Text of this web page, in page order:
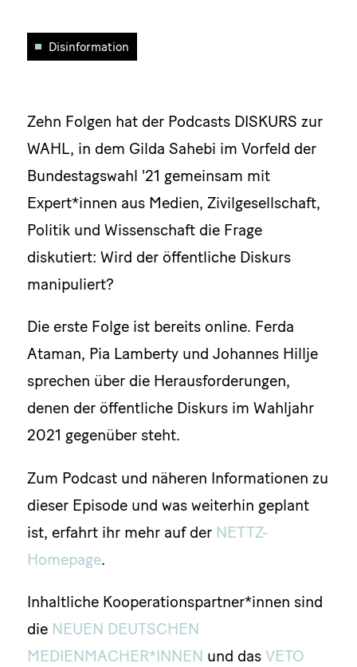
Disinformation
Zehn Folgen hat der Podcasts DISKURS zur
WAHL, in dem Gilda Sahebi im Vorfeld der
Bundestagswahl '21 gemeinsam mit
Expert*innen aus Medien, Zivilgesellschaft,
Politik und Wissenschaft die Frage
diskutiert: Wird der öffentliche Diskurs
manipuliert?
Die erste Folge ist bereits online. Ferda
Ataman, Pia Lamberty und Johannes Hillje
sprechen über die Herausforderungen,
denen der öffentliche Diskurs im Wahljahr
2021 gegenüber steht.
Zum Podcast und näheren Informationen zu
dieser Episode und was weiterhin geplant
ist, erfahrt ihr mehr auf der NETTZ-
Homepage.
Inhaltliche Kooperationspartner*innen sind
die NEUEN DEUTSCHEN
MEDIENMACHER*INNEN und das VETO